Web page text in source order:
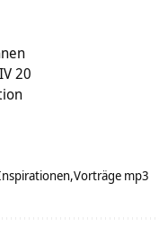
20
Vorträge mp3